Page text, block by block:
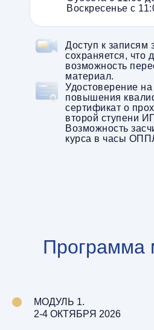
Удостоверение
повышения
сертификат о
второй ступени
Возможность
курса в часы
Доступ к записям
сохраняется, что
возможность
материал.
Воскресенье с
Программа
МОДУЛЬ 1.
2-4 ОКТЯБРЯ 2026